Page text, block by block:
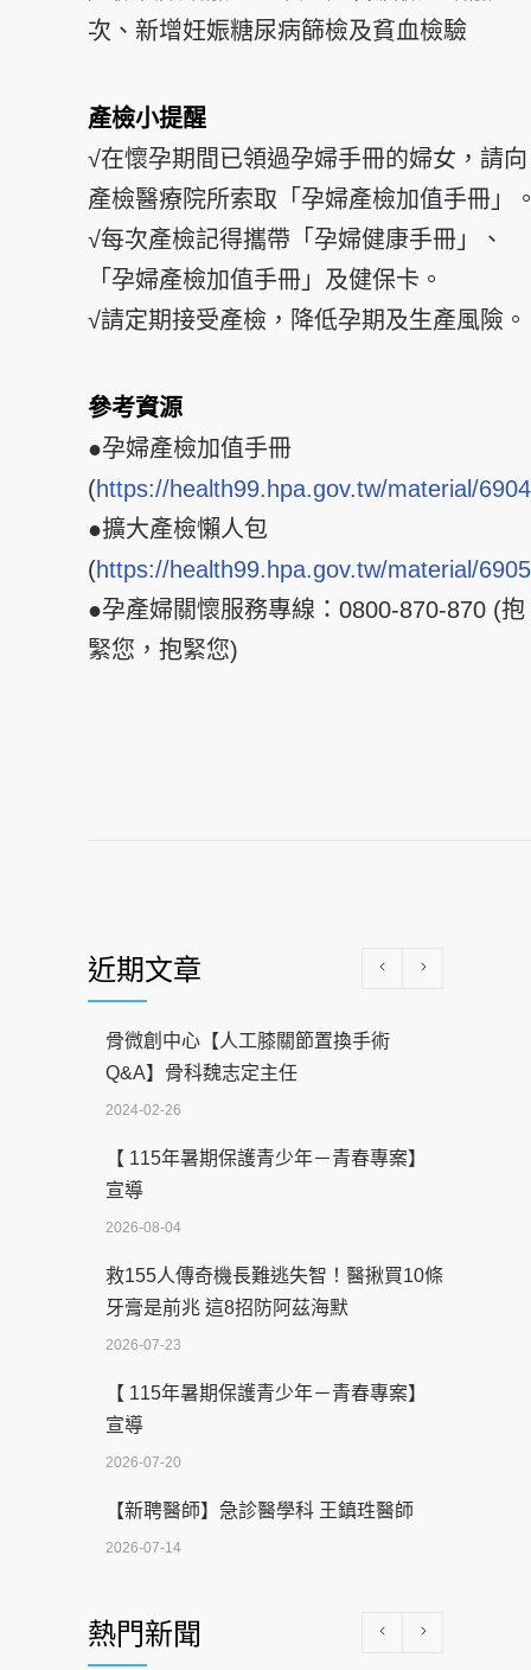
次、新增妊娠糖尿病篩檢及貧血檢驗
產檢小提醒
√在懷孕期間已領過孕婦手冊的婦女，請向
產檢醫療院所索取「孕婦產檢加值手冊」
√每次產檢記得攜帶「孕婦健康手冊」、
「孕婦產檢加值手冊」及健保卡。
√請定期接受產檢，降低孕期及生產風險。
參考資源
●孕婦產檢加值手冊
(https://health99.hpa.gov.tw/material/6904
●擴大產檢懶人包
(https://health99.hpa.gov.tw/material/6905
●孕產婦關懷服務專線：0800-870-870 (抱
緊您，抱緊您)
近期文章
骨微創中心【人工膝關節置換手術
Q&A】骨科魏志定主任
2024-02-26
【 115年暑期保護青少年－青春專案】
宣導
2026-08-04
救155人傳奇機長難逃失智！醫揪買10條
牙膏是前兆 這8招防阿茲海默
2026-07-23
【 115年暑期保護青少年－青春專案】
宣導
2026-07-20
【新聘醫師】急診醫學科 王鎮珄醫師
2026-07-14
科能量
2026-07-08
熱門新聞